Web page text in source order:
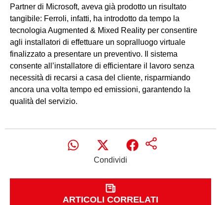
Partner di Microsoft, aveva già prodotto un risultato
tangibile: Ferroli, infatti, ha introdotto da tempo la
tecnologia Augmented & Mixed Reality per consentire
agli installatori di effettuare un sopralluogo virtuale
finalizzato a presentare un preventivo. Il sistema
consente all’installatore di efficientare il lavoro senza
necessità di recarsi a casa del cliente, risparmiando
ancora una volta tempo ed emissioni, garantendo la
qualità del servizio.
Condividi
ARTICOLI CORRELATI